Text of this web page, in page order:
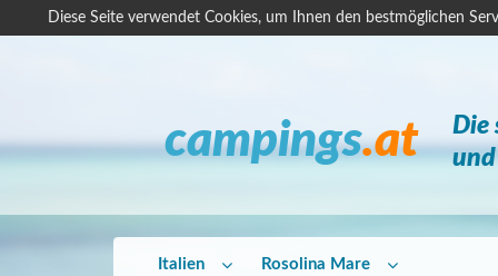
Diese Seite verwendet Cookies, um Ihnen den bestmöglichen
campings.at
Die
Italien Rosolina Mare